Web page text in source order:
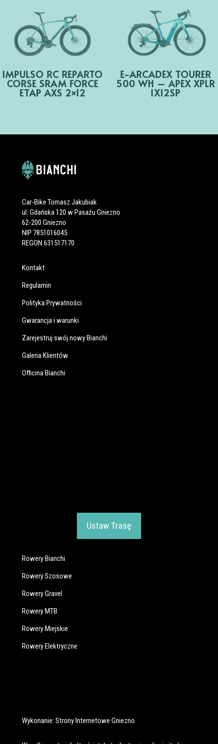
IMPULSO RC REPARTO
CORSE SRAM FORCE
ETAP AXS 2×12
E-ARCADEX TOURER
500 WH – APEX XPLR
1X12SP
Car-Bike Tomasz Jakubiak
ul. Gdańska 120 w Pasażu Gniezno
62-200 Gniezno
NIP 7851016045
REGON 631517170
Kontakt
Regulamin
Polityka Prywatności
Gwarancja i warunki
Zarejestruj swój nowy Bianchi
Galeria Klientów
Officina Bianchi
Ustaw Trasę
Rowery Bianchi
Rowery Szosowe
Rowery Gravel
Rowery MTB
Rowery Miejskie
Rowery Elektryczne
Wykonanie: Strony Internetowe Gniezno